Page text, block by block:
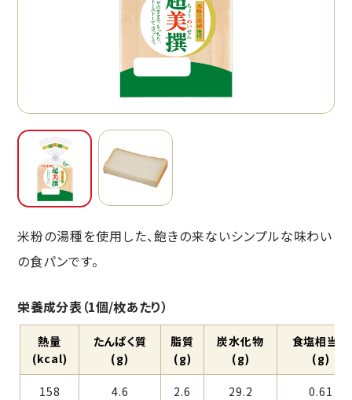
米粉の湯種を使用した、飽きの来ないシンプルな味わい
の食パンです。
栄養成分表（1個/枚あたり）
熱量
(kcal)
たんぱく質
(g)
脂質
(g)
炭⽔化物
(g)
⾷塩相当量
(g)
158 4.6 2.6 29.2 0.61